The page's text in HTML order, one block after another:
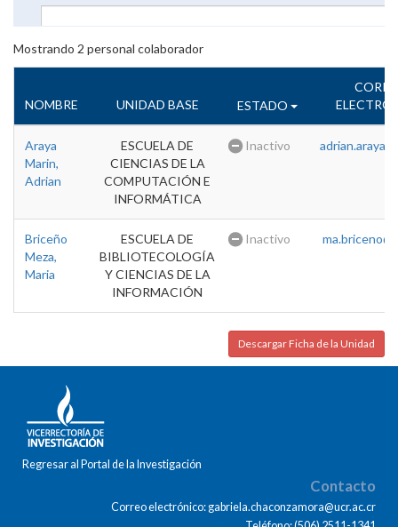
Mostrando 2 personal colaborador
NOMBRE UNIDAD BASE ESTADO
Araya
Marin,
Adrian
ESCUELA DE
CIENCIAS DE LA
COMPUTACIÓN E
INFORMÁTICA
Inactivo
Briceño
Meza,
Maria
ESCUELA DE
BIBLIOTECOLOGÍA
Y CIENCIAS DE LA
INFORMACIÓN
Inactivo
Descargar Ficha de la Unidad
Regresar al Portal de la Investigación
Contacto
Correo electrónico: gabriela.chaconzamora@ucr.ac.cr